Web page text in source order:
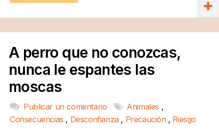
A perro que no conozcas,
nunca le espantes las
moscas
Publicar un comentario Animales ,
Consecuencias , Desconfianza , Precaución , Riesgo